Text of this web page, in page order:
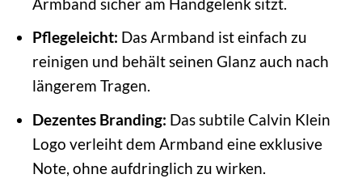
Pflegeleicht: Das Armband ist einfach zu
reinigen und behält seinen Glanz auch nach
längerem Tragen.
Dezentes Branding: Das subtile Calvin Klein
Logo verleiht dem Armband eine exklusive
Note, ohne aufdringlich zu wirken.